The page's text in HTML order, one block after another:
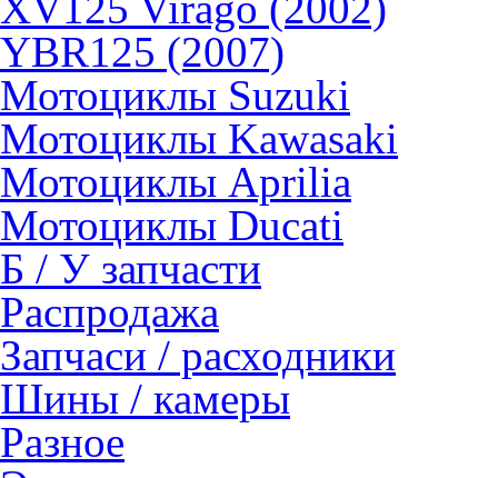
YBR125 (2007)
Мотоциклы Suzuki
Мотоциклы Kawasaki
Мотоциклы Aprilia
Мотоциклы Ducati
Б / У запчасти
Распродажа
Запчаси / расходники
Шины / камеры
Разное